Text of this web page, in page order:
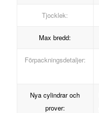
Tjocklek:
Max bredd:
Förpackningsdetaljer:
Nya cylindrar och
prover: